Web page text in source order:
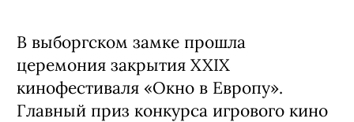
В выборгском замке прошла
церемония закрытия XXIX
кинофестиваля «Окно в Европу».
Главный приз конкурса игрового кино